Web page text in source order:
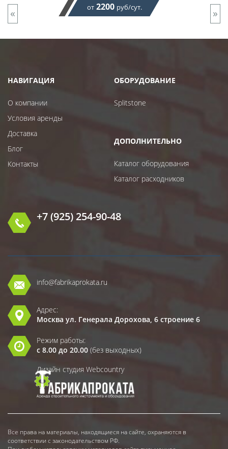
от 2200 руб/сут.
« »
НАВИГАЦИЯ
О компании
Условия аренды
Доставка
Блог
Контакты
ОБОРУДОВАНИЕ
Splitstone
ДОПОЛНИТЕЛЬНО
Каталог оборудования
Каталог расходников
+7 (925) 254-90-48
info@fabrikaprokata.ru
Адрес:
Москва ул. Генерала Дорохова, 6 строение 6
Режим работы:
с 8.00 до 20.00 (без выходных)
Дизайн студия Webcountry
Все права на материалы, находящиеся на сайте, охраняются в
соответствии с законодательством РФ.